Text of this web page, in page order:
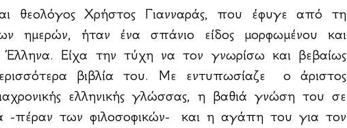
θεολόγος Χρήστος Γιανναράς, που έφυγε από τη
ημερών, ήταν ένα σπάνιο είδος μορφωμένου και
Έλληνα. Είχα την τύχη να τον γνωρίσω και βεβαίως
βιβλία του. Με εντυπωσίαζε ο άριστος
ελληνικής γλώσσας, η βαθιά γνώση του σε
-πέραν των φιλοσοφικών- και η αγάπη του για τον